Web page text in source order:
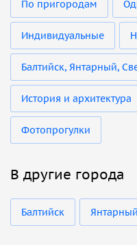
По пригородам
Индивидуальные
Балтийск, Янтарный,
История и архитектура
Фотопрогулки
В другие города
Балтийск Янтарный